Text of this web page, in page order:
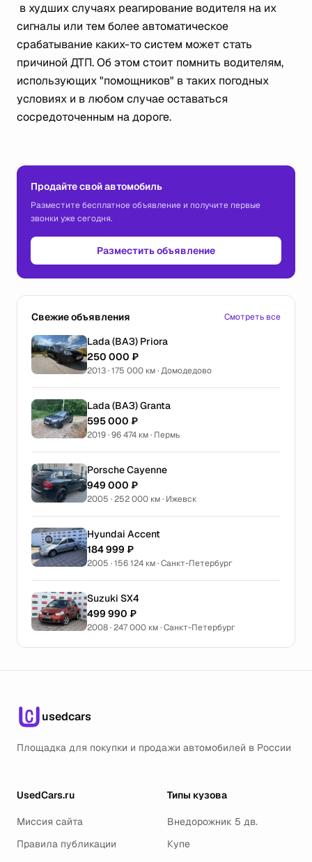
в худших случаях реагирование водителя на их
сигналы или тем более автоматическое
срабатывание каких-то систем может стать
причиной ДТП. Об этом стоит помнить водителям,
использующих "помощников" в таких погодных
условиях и в любом случае оставаться
сосредоточенным на дороге.
Продайте свой автомобиль
Разместите бесплатное объявление и получите первые
звонки уже сегодня.
Разместить объявление
Свежие объявления Смотреть все
Lada (ВАЗ) Priora
250 000 ₽
2013 · 175 000 км · Домодедово
Lada (ВАЗ) Granta
595 000 ₽
2019 · 96 474 км · Пермь
Porsche Cayenne
949 000 ₽
2005 · 252 000 км · Ижевск
Hyundai Accent
184 999 ₽
2005 · 156 124 км · Санкт-Петербург
Suzuki SX4
499 990 ₽
2008 · 247 000 км · Санкт-Петербург
usedcars
Площадка для покупки и продажи автомобилей в России
UsedCars.ru
Миссия сайта
Правила публикации
Типы кузова
Внедорожник 5 дв.
Купе